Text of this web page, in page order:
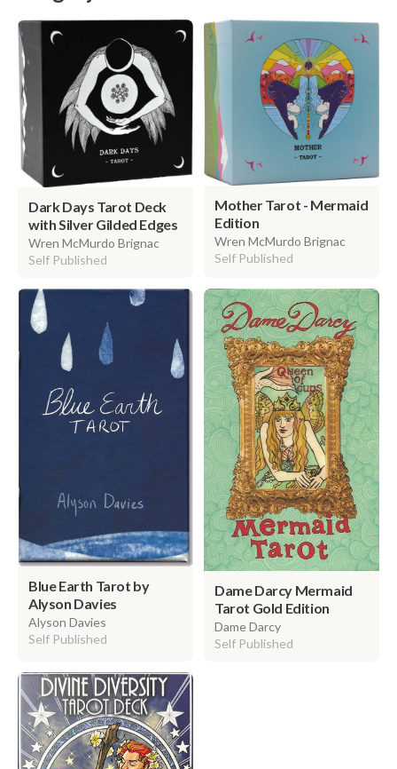
Dark Days Tarot Deck
with Silver Gilded Edges
Wren McMurdo Brignac
Self Published
Mother Tarot - Mermaid
Edition
Wren McMurdo Brignac
Self Published
Blue Earth Tarot by
Alyson Davies
Alyson Davies
Self Published
Dame Darcy Mermaid
Tarot Gold Edition
Dame Darcy
Self Published